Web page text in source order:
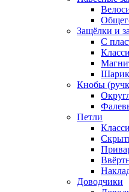
Защёлки и
С
Кнобы
Петли
Доводчики